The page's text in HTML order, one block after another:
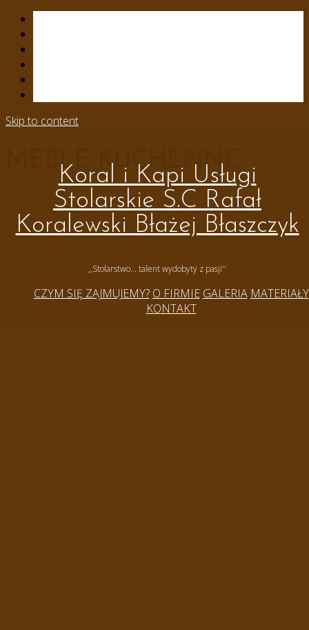
Skip to content
Koral i Kapi Usługi
Stolarskie S.C Rafał
Koralewski Błażej Błaszczyk
,,Stolarstwo... talent wydobyty z pasji''
CZYM SIĘ ZAJMUJEMY? O FIRMIE GALERIA MATERIAŁY
KONTAKT
MEBLE KUCHENNE